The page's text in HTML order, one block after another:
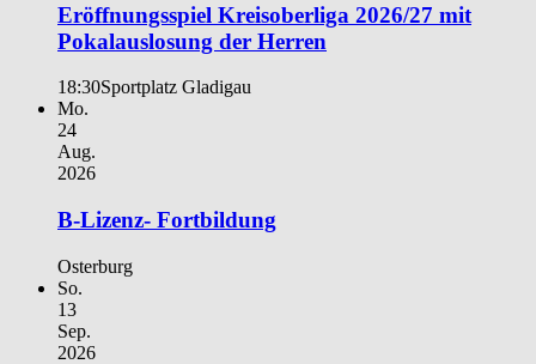
Eröffnungsspiel Kreisoberliga 2026/27 mit
Pokalauslosung der Herren
18:30Sportplatz Gladigau
Mo.
24
Aug.
2026
B-Lizenz- Fortbildung
Osterburg
So.
13
Sep.
2026